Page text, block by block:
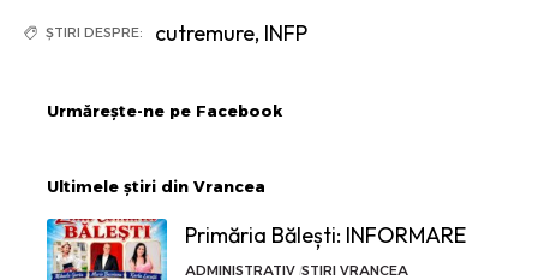
ȘTIRI DESPRE: cutremure, INFP
Urmărește-ne pe Facebook
Ultimele știri din Vrancea
Primăria Bălești: INFORMARE
ADMINISTRATIV STIRI VRANCEA